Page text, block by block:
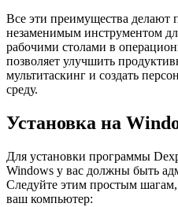
Все эти преимущества делают
незаменимым инструментом
рабочими столами в
позволяет улучшить
мультитаскинг и создать
среду.
Установка на
Для установки программы
Windows у вас должны быть
Следуйте этим простым
ваш компьютер: